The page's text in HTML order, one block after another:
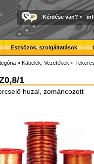
Kérdése van? »
Eszközök, szolgáltatások
» Kábelek, Vezetékek »
1
huzal, zománcozott